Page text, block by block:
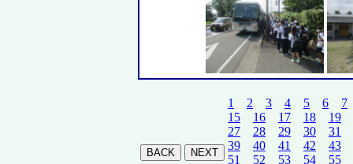
1 2 3 4 5 6
7
15
16 17 18
19
27
28 29 30
31
39
40 41 42
43
51
52 53 54
55